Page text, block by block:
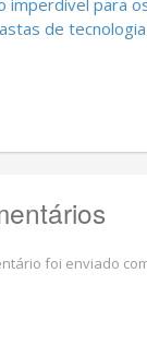
imperdível para
de tecnologia
foi enviado